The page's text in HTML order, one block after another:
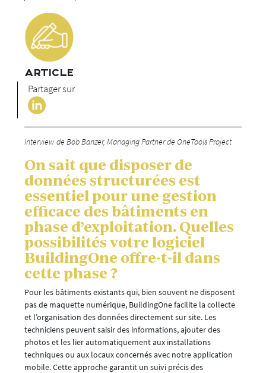
ARTICLE
Partager sur
Interview de Bob Banzer, Managing Partner de OneTools Project
On sait que disposer de
données structurées est
essentiel pour une gestion
efficace des bâtiments en
phase d’exploitation. Quelles
possibilités votre logiciel
BuildingOne offre-t-il dans
cette phase ?
Pour les bâtiments existants qui, bien souvent ne disposent
pas de maquette numérique, BuildingOne facilite la collecte
et l’organisation des données directement sur site. Les
techniciens peuvent saisir des informations, ajouter des
photos et les lier automatiquement aux installations
techniques ou aux locaux concernés avec notre application
mobile. Cette approche garantit un suivi précis des